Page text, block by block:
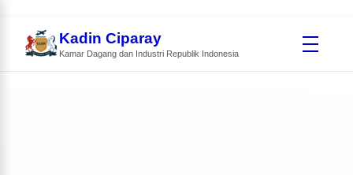
Kadin Ciparay
Kamar Dagang dan Industri Republik Indonesia